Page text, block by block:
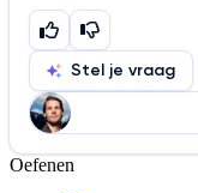
Stel je vraag
Help ons de video te
Oefenen